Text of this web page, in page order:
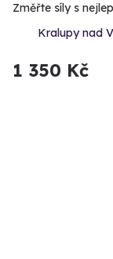
Změřte síly s
Kralupy nad
1 350 Kč